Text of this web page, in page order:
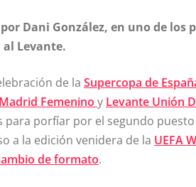
Dani González, en uno de los
Levante.
de la Supercopa de
Femenino y Levante Unión
para porfíar por el segundo
a la edición venidera de la UEFA
de formato.